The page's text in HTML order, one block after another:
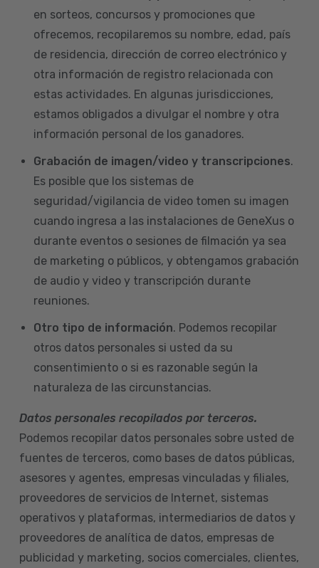
en sorteos, concursos y promociones que
ofrecemos, recopilaremos su nombre, edad, país
de residencia, dirección de correo electrónico y
otra información de registro relacionada con
estas actividades. En algunas jurisdicciones,
estamos obligados a divulgar el nombre y otra
información personal de los ganadores.
Grabación de imagen/video y transcripciones.
Es posible que los sistemas de
seguridad/vigilancia de video tomen su imagen
cuando ingresa a las instalaciones de GeneXus o
durante eventos o sesiones de filmación ya sea
de marketing o públicos, y obtengamos grabación
de audio y video y transcripción durante
reuniones.
Otro tipo de información. Podemos recopilar
otros datos personales si usted da su
consentimiento o si es razonable según la
naturaleza de las circunstancias.
Datos personales recopilados por terceros.
Podemos recopilar datos personales sobre usted de
fuentes de terceros, como bases de datos públicas,
asesores y agentes, empresas vinculadas y filiales,
proveedores de servicios de Internet, sistemas
operativos y plataformas, intermediarios de datos y
proveedores de analítica de datos, empresas de
publicidad y marketing, socios comerciales, clientes,